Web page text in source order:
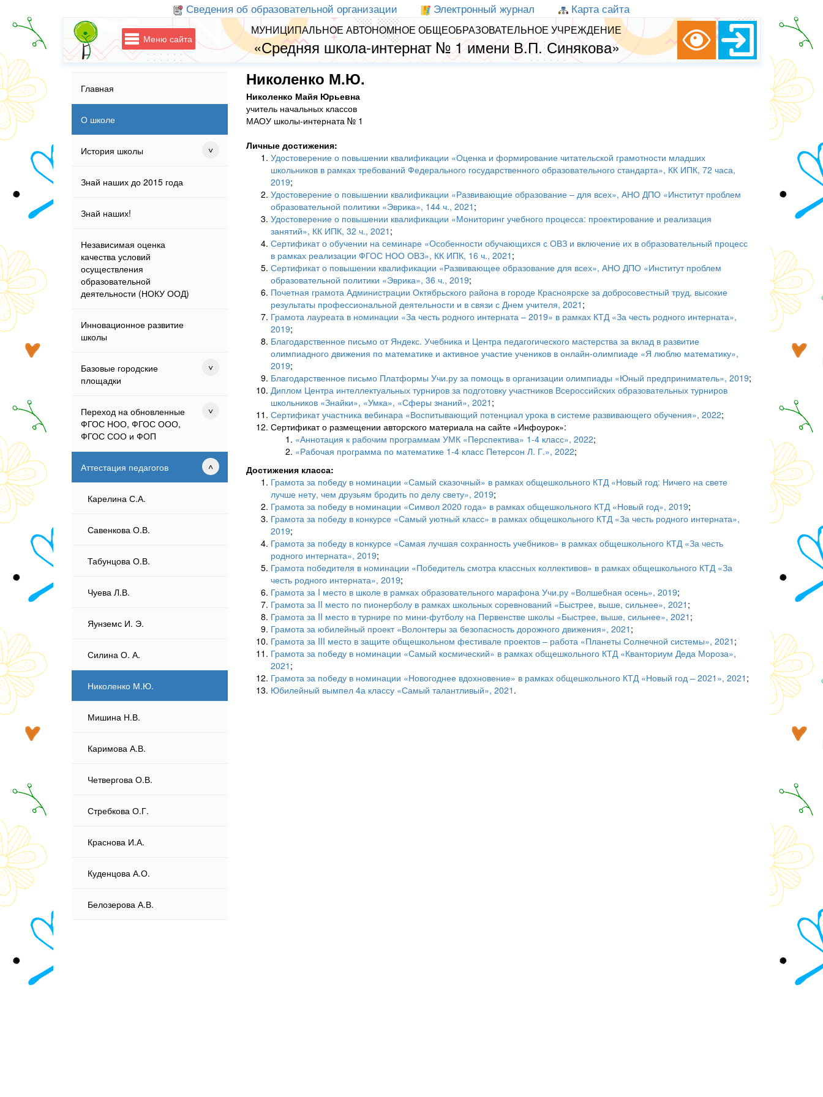
Сведения об образовательной организации Электронный журнал Карта сайта
Меню сайта
МУНИЦИПАЛЬНОЕ АВТОНОМНОЕ ОБЩЕОБРАЗОВАТЕЛЬНОЕ УЧРЕЖДЕНИЕ
«Средняя школа-интернат № 1 имени В.П. Синякова»
Главная
О школе
История школы
Знай наших до 2015 года
Знай наших!
Независимая оценка
качества условий
осуществления
образовательной
деятельности (НОКУ ООД)
Инновационное развитие
школы
Базовые городские
площадки
Переход на обновленные
ФГОС НОО, ФГОС ООО,
ФГОС СОО и ФОП
Аттестация педагогов
Карелина С.А.
Савенкова О.В.
Табунцова О.В.
Чуева Л.В.
Яунземс И. Э.
Силина О. А.
Николенко М.Ю.
Мишина Н.В.
Каримова А.В.
Четвергова О.В.
Стребкова О.Г.
Краснова И.А.
Куденцова А.О.
Белозерова А.В.
Николенко М.Ю.
Николенко Майя Юрьевна
учитель начальных классов
МАОУ школы-интерната № 1
Личные достижения:
Удостоверение о повышении квалификации «Оценка и формирование читательской грамотности младших
школьников в рамках требований Федерального государственного образовательного стандарта», КК ИПК, 72 часа,
2019;
Удостоверение о повышении квалификации «Развивающие образование – для всех», АНО ДПО «Институт проблем
образовательной политики «Эврика», 144 ч., 2021 ;
Удостоверение о повышении квалификации «Мониторинг учебного процесса: проектирование и реализация
занятий», КК ИПК, 32 ч., 2021 ;
Сертификат о обучении на семинаре «Особенности обучающихся с ОВЗ и включение их в образовательный процесс
в рамках реализации ФГОС НОО ОВЗ», КК ИПК, 16 ч., 2021 ;
Сертификат о повышении квалификации «Развивающее образование для всех», АНО ДПО «Институт проблем
образовательной политики «Эврика», 36 ч., 2019;
Почетная грамота Администрации Октябрьского района в городе Красноярске за добросовестный труд, высокие
результаты профессиональной деятельности и в связи с Днем учителя, 2021 ;
Грамота лауреата в номинации «За честь родного интерната – 2019» в рамках КТД «За честь родного интерната»,
2019;
Благодарственное письмо от Яндекс. Учебника и Центра педагогического мастерства за вклад в развитие
олимпиадного движения по математике и активное участие учеников в онлайн-олимпиаде «Я люблю математику»,
2019;
Благодарственное письмо Платформы Учи.ру за помощь в организации олимпиады «Юный предприниматель», 2019;
Диплом Центра интеллектуальных турниров за подготовку участников Всероссийских образовательных турниров
школьников «Знайки», «Умка», «Сферы знаний», 2021 ;
Сертификат участника вебинара «Воспитывающий потенциал урока в системе развивающего обучения», 2022;
Сертификат о размещении авторского материала на сайте «Инфоурок»:
«Аннотация к рабочим программам УМК «Перспектива» 1-4 класс», 2022;
«Рабочая программа по математике 1-4 класс Петерсон Л. Г.», 2022;
Достижения класса:
Грамота за победу в номинации «Самый сказочный» в рамках общешкольного КТД «Новый год: Ничего на свете
лучше нету, чем друзьям бродить по делу свету», 2019;
Грамота за победу в номинации «Символ 2020 года» в рамках общешкольного КТД «Новый год», 2019;
Грамота за победу в конкурсе «Самый уютный класс» в рамках общешкольного КТД «За честь родного интерната»,
2019;
Грамота за победу в конкурсе «Самая лучшая сохранность учебников» в рамках общешкольного КТД «За честь
родного интерната», 2019;
Грамота победителя в номинации «Победитель смотра классных коллективов» в рамках общешкольного КТД «За
честь родного интерната», 2019;
Грамота за I место в школе в рамках образовательного марафона Учи.ру «Волшебная осень», 2019;
Грамота за II место по пионерболу в рамках школьных соревнований «Быстрее, выше, сильнее», 2021 ;
Грамота за II место в турнире по мини-футболу на Первенстве школы «Быстрее, выше, сильнее», 2021 ;
Грамота за юбилейный проект «Волонтеры за безопасность дорожного движения», 2021 ;
Грамота за III место в защите общешкольном фестивале проектов – работа «Планеты Солнечной системы», 2021 ;
Грамота за победу в номинации «Самый космический» в рамках общешкольного КТД «Кванториум Деда Мороза»,
2021 ;
Грамота за победу в номинации «Новогоднее вдохновение» в рамках общешкольного КТД «Новый год – 2021», 2021 ;
Юбилейный вымпел 4а классу «Самый талантливый», 2021 .